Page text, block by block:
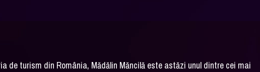
de turism din România, Mădălin Măncilă este astăzi unul dintre cei mai